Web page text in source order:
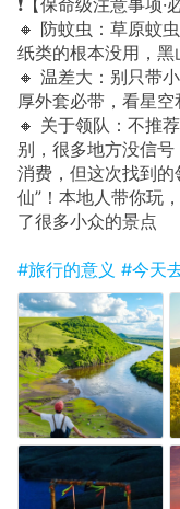
❗️【保命级注意事项·
🔸 防蚊虫：草原蚊
纸类的根本没用，黑
🔸 温差大：别只带
厚外套必带，看星空
🔸 关于领队：不推
别，很多地方没信
消费，但这次找到
仙”！本地人带你玩
了很多小众的景点
#旅行的意义 #今天